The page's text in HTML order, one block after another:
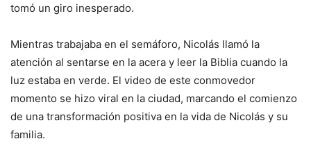
tomó un giro inesperado.
Mientras trabajaba en el semáforo, Nicolás llamó la
atención al sentarse en la acera y leer la Biblia cuando la
luz estaba en verde. El video de este conmovedor
momento se hizo viral en la ciudad, marcando el comienzo
de una transformación positiva en la vida de Nicolás y su
familia.